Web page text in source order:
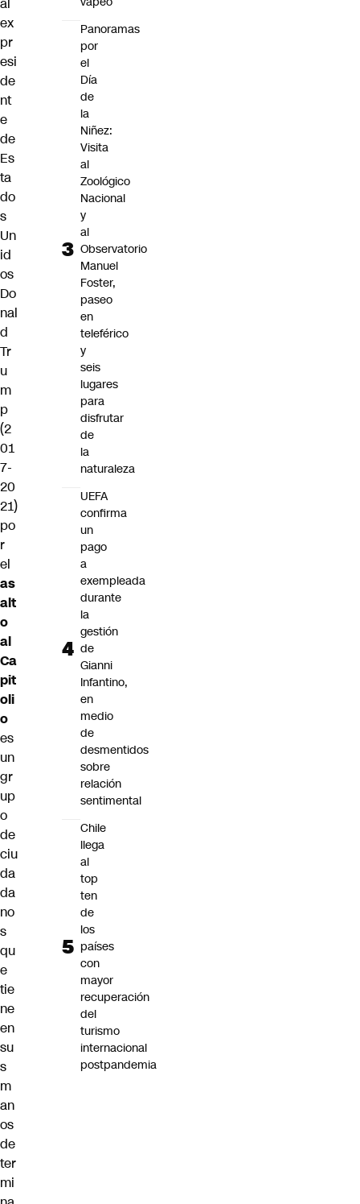
ex
pr
esi
de
nt
e
de
Es
ta
do
s
Un
id
os
Do
nal
d
Tr
u
m
p
(2
01
7-
20
21)
po
r
el
as
alt
o
al
Ca
pit
oli
o
es
un
gr
up
o
de
ciu
da
da
no
s
qu
e
tie
ne
en
su
s
m
an
os
de
ter
mi
Panoramas
por
el
Día
de
la
Niñez:
Visita
al
Zoológico
Nacional
y
al
Observatorio
Manuel
Foster,
paseo
en
teleférico
y
seis
lugares
para
disfrutar
de
la
naturaleza
UEFA
confirma
un
pago
a
exempleada
durante
la
gestión
de
Gianni
Infantino,
en
medio
de
desmentidos
sobre
relación
sentimental
Chile
llega
al
top
ten
de
los
países
con
mayor
recuperación
del
turismo
internacional
postpandemia